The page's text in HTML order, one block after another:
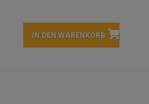
IN DEN WARENKORB